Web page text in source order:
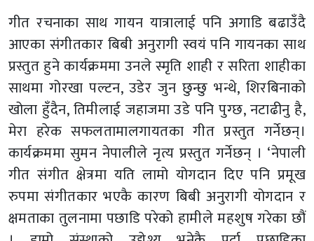
गीत रचनाका साथ गायन यात्रालाई पनि अगाडि बढाउँदै
आएका संगीतकार बिबी अनुरागी स्वयं पनि गायनका साथ
प्रस्तुत हुने कार्यक्रममा उनले स्मृति शाही र सरिता शाहीका
साथमा गोरखा पल्टन, उडेर जुन छुन्छु भन्थे, शिरबिनाको
खोला हुँदैन, तिमीलाई जहाजमा उडे पनि पुग्छ, नटाढीनु है,
मेरा हरेक सफलतामालगायतका गीत प्रस्तुत गर्नेछन्।
कार्यक्रममा सुमन नेपालीले नृत्य प्रस्तुत गर्नेछन् । ‘नेपाली
गीत संगीत क्षेत्रमा यति लामो योगदान दिए पनि प्रमूख
रुपमा संगीतकार भएकै कारण बिबी अनुरागी योगदान र
क्षमताका तुलनामा पछाडि परेको हामीले महशुष गरेका छौं